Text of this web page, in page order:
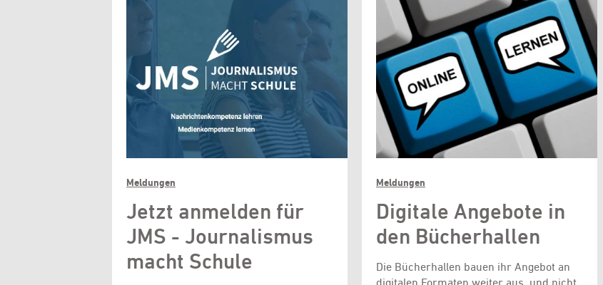
Meldungen
Jetzt anmelden für
JMS - Journalismus
macht Schule
Meldungen
Digitale Angebote in
den Bücherhallen
Die Bücherhallen bauen ihr Angebot an
digitalen Formaten weiter aus, und nicht